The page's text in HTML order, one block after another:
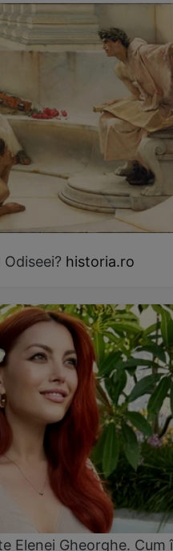
historia.ro
Elenei Gheorghe. Cum